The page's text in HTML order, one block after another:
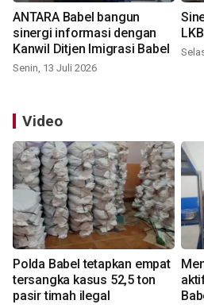
ANTARA Babel bangun
sinergi informasi dengan
Kanwil Ditjen Imigrasi Babel
Senin, 13 Juli 2026
Video
Polda Babel tetapkan empat
tersangka kasus 52,5 ton
pasir timah ilegal